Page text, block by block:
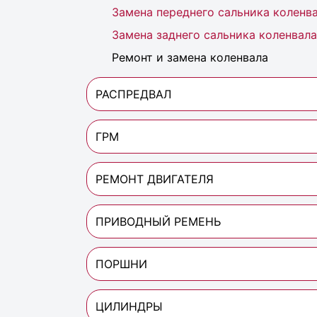
Замена переднего сальника
Замена заднего сальника коленвала
Ремонт и замена коленвала
РАСПРЕДВАЛ
ГРМ
РЕМОНТ ДВИГАТЕЛЯ
ПРИВОДНЫЙ РЕМЕНЬ
ПОРШНИ
ЦИЛИНДРЫ